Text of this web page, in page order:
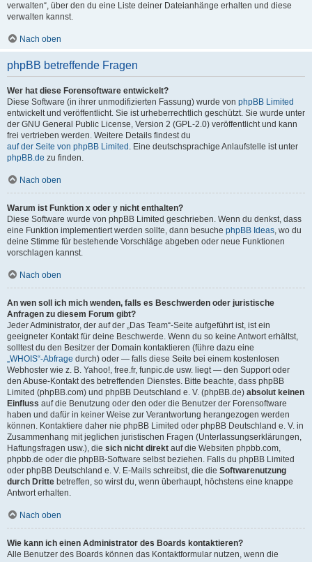
verwalten“, über den du eine Liste deiner Dateianhänge erhalten und diese
verwalten kannst.
Nach oben
phpBB betreffende Fragen
Wer hat diese Forensoftware entwickelt?
Diese Software (in ihrer unmodifizierten Fassung) wurde von phpBB Limited
entwickelt und veröffentlicht. Sie ist urheberrechtlich geschützt. Sie wurde unter
der GNU General Public License, Version 2 (GPL-2.0) veröffentlicht und kann
frei vertrieben werden. Weitere Details findest du
auf der Seite von phpBB Limited . Eine deutschsprachige Anlaufstelle ist unter
phpBB.de zu finden.
Nach oben
Warum ist Funktion x oder y nicht enthalten?
Diese Software wurde von phpBB Limited geschrieben. Wenn du denkst, dass
eine Funktion implementiert werden sollte, dann besuche phpBB Ideas, wo du
deine Stimme für bestehende Vorschläge abgeben oder neue Funktionen
vorschlagen kannst.
Nach oben
An wen soll ich mich wenden, falls es Beschwerden oder juristische
Anfragen zu diesem Forum gibt?
Jeder Administrator, der auf der „Das Team“-Seite aufgeführt ist, ist ein
geeigneter Kontakt für deine Beschwerde. Wenn du so keine Antwort erhältst,
solltest du den Besitzer der Domain kontaktieren (führe dazu eine
„WHOIS“-Abfrage durch) oder — falls diese Seite bei einem kostenlosen
Webhoster wie z. B. Yahoo!, free.fr, funpic.de usw. liegt — den Support oder
den Abuse-Kontakt des betreffenden Dienstes. Bitte beachte, dass phpBB
Limited (phpBB.com) und phpBB Deutschland e. V. (phpBB.de) absolut keinen
Einfluss auf die Benutzung oder den oder die Benutzer der Forensoftware
haben und dafür in keiner Weise zur Verantwortung herangezogen werden
können. Kontaktiere daher nie phpBB Limited oder phpBB Deutschland e. V. in
Zusammenhang mit jeglichen juristischen Fragen (Unterlassungserklärungen,
Haftungsfragen usw.), die sich nicht direkt auf die Websiten phpbb.com,
phpbb.de oder die phpBB-Software selbst beziehen. Falls du phpBB Limited
oder phpBB Deutschland e. V. E-Mails schreibst, die die Softwarenutzung
durch Dritte betreffen, so wirst du, wenn überhaupt, höchstens eine knappe
Antwort erhalten.
Nach oben
Wie kann ich einen Administrator des Boards kontaktieren?
Alle Benutzer des Boards können das Kontaktformular nutzen, wenn die